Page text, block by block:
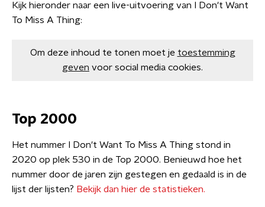
Kijk hieronder naar een live-uitvoering van I Don't Want
To Miss A Thing:
Om deze inhoud te tonen moet je toestemming
geven voor social media cookies.
Top 2000
Het nummer I Don't Want To Miss A Thing stond in
2020 op plek 530 in de Top 2000. Benieuwd hoe het
nummer door de jaren zijn gestegen en gedaald is in de
lijst der lijsten? Bekijk dan hier de statistieken.